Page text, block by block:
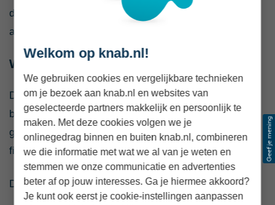
daarom op de totale dienstverlening en kosten, en niet
alleen op historische rendementen.
Welke risico’s heeft beleggen?
De waarde van beleggingen beweegt door onder meer
bedrijfsresultaten, renteontwikkelingen, economische
groei, politieke gebeurtenissen en vraag en aanbod op
financiële markten.
De belangrijkste risico’s zijn:
Welkom op knab.nl!
We gebruiken cookies en vergelijkbare technieken
om je bezoek aan knab.nl en websites van
geselecteerde partners makkelijk en persoonlijk te
maken. Met deze cookies volgen we je
onlinegedrag binnen en buiten knab.nl, combineren
we die informatie met wat we al van je weten en
stemmen we onze communicatie en advertenties
beter af op jouw interesses. Ga je hiermee akkoord?
Je kunt ook eerst je cookie-instellingen aanpassen